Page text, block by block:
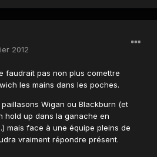
2012
faudrait pas non plus comettre
les mains dans les poches.
Wigan ou Blackburn (et
hold up dans la ganache en
mais face à une équipe pleins de
vraiment répondre présent.